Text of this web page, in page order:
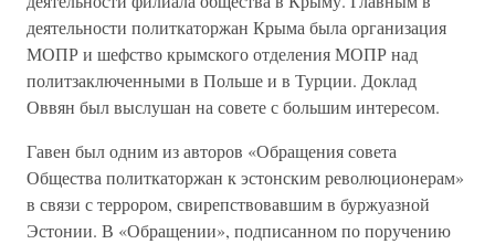
деятельности политкаторжан Крыма была организация
МОПР и шефство крымского отделения МОПР над
политзаключенными в Польше и в Турции. Доклад
Оввян был выслушан на совете с большим интересом.
Гавен был одним из авторов «Обращения совета
Общества политкаторжан к эстонским революционерам»
в связи с террором, свирепствовавшим в буржуазной
Эстонии. В «Обращении», подписанном по поручению